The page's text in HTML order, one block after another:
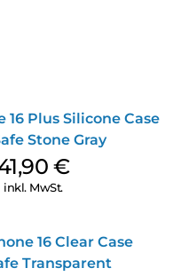
16 Plus Silicone Case
Stone Gray
€
inkl. MwSt.
16 Clear Case
Transparent